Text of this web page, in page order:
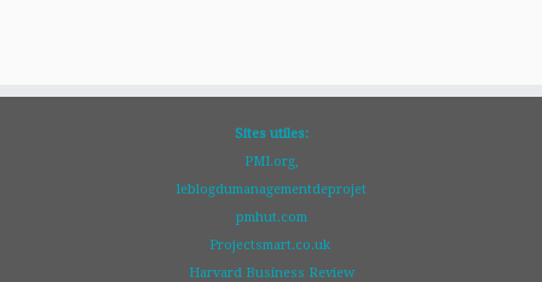
Sites utiles:
PMI.org,
leblogdumanagementdeprojet
pmhut.com
Projectsmart.co.uk
Harvard Business Review